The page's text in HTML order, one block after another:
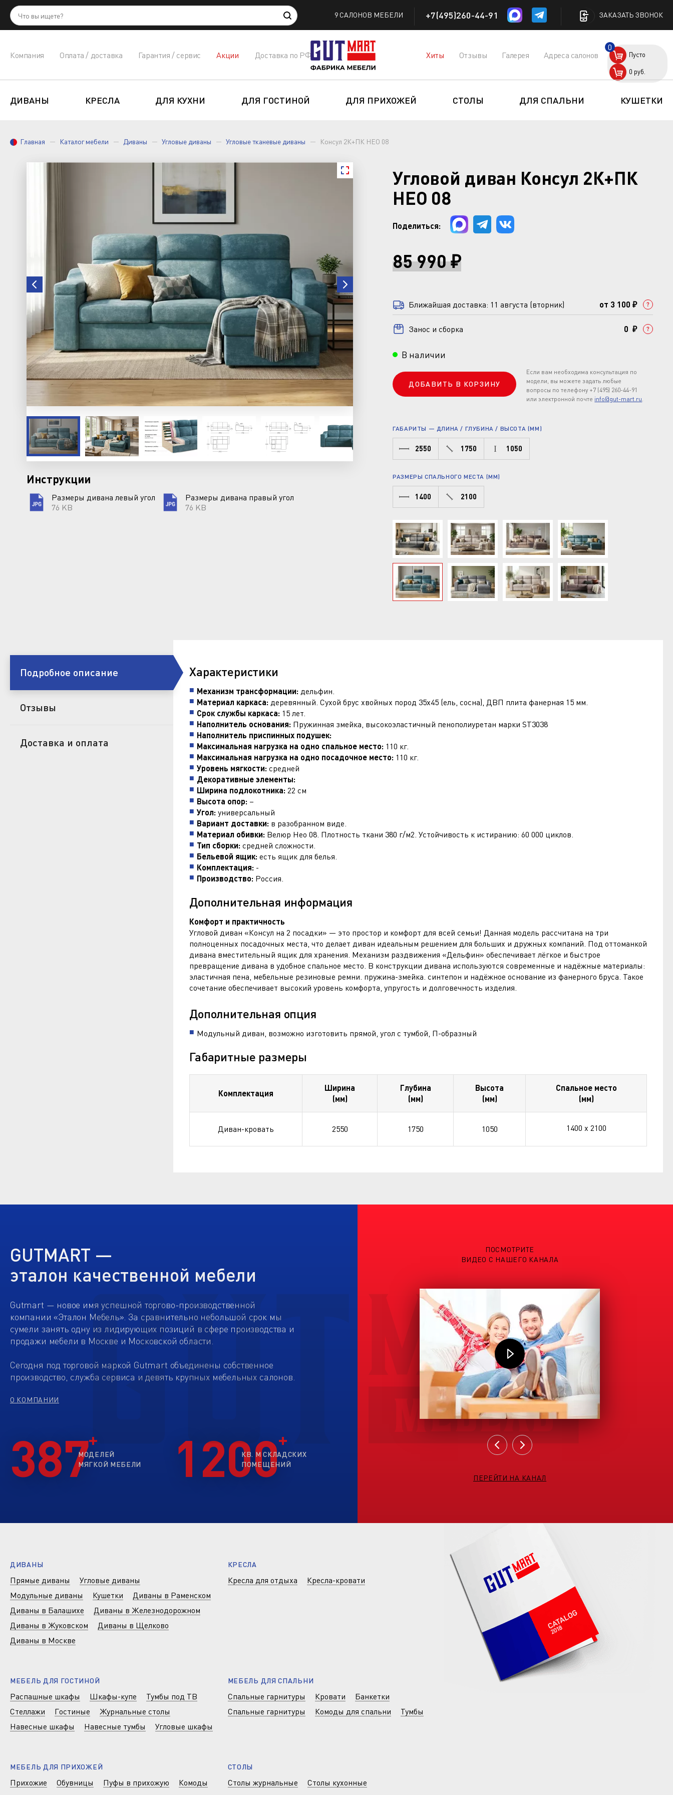
9 САЛОНОВ МЕБЕЛИ +7(495)260-44-91 ЗАКАЗАТЬ ЗВОНОК
Компания Оплата / доставка Гарантия / сервис Акции Доставка по РФ Хиты Отзывы Галерея Адреса салонов Пусто
0
0 руб.
ДИВАНЫ КРЕСЛА ДЛЯ КУХНИ ДЛЯ ГОСТИНОЙ ДЛЯ ПРИХОЖЕЙ СТОЛЫ ДЛЯ СПАЛЬНИ КУШЕТКИ
Главная Каталог мебели Диваны Угловые диваны Угловые тканевые диваны Консул 2К+ПК НЕО 08
Инструкции
Размеры дивана левый угол
76 KB
Размеры дивана правый угол
76 KB
Угловой диван Консул 2К+ПК
НЕО 08
Поделиться:
85 990 ₽
Ближайшая доставка: 11 августа (вторник) от 3 100 ₽
Занос и сборка 0 ₽
В наличии
ДОБАВИТЬ В КОРЗИНУ
Если вам необходима консультация по
модели, вы можете задать любые
вопросы по телефону +7 (495) 260-44-91
или электронной почте info@gut-mart.ru.
ГАБАРИТЫ — ДЛИНА / ГЛУБИНА / ВЫСОТА (ММ)
2550 1750 1050
РАЗМЕРЫ СПАЛЬНОГО МЕСТА (ММ)
1400 2100
Подробное описание
Отзывы
Доставка и оплата
Характеристики
Механизм трансформации: дельфин.
Материал каркаса: деревянный. Сухой брус хвойных пород 35х45 (ель, сосна), ДВП плита фанерная 15 мм.
Срок службы каркаса: 15 лет.
Наполнитель основания: Пружинная змейка, высокоэластичный пенополиуретан марки ST3038
Наполнитель приспинных подушек:
Максимальная нагрузка на одно спальное место: 110 кг.
Максимальная нагрузка на одно посадочное место: 110 кг.
Уровень мягкости: средней
Декоративные элементы:
Ширина подлокотника: 22 см
Высота опор: –
Угол: универсальный
Вариант доставки: в разобранном виде.
Материал обивки: Велюр Нео 08. Плотность ткани 380 г/м2. Устойчивость к истиранию: 60 000 циклов.
Тип сборки: средней сложности.
Бельевой ящик: есть ящик для белья.
Комплектация: -
Производство: Россия.
Дополнительная информация
Комфорт и практичность
Угловой диван «Консул на 2 посадки» — это простор и комфорт для всей семьи! Данная модель рассчитана на три
полноценных посадочных места, что делает диван идеальным решением для больших и дружных компаний. Под оттоманкой
дивана вместительный ящик для хранения. Механизм раздвижения «Дельфин» обеспечивает лёгкое и быстрое
превращение дивана в удобное спальное место. В конструкции дивана используются современные и надёжные материалы:
эластичная пена, мебельные резиновые ремни. пружина-змейка. синтепон и надёжное основание из фанерного бруса. Такое
сочетание обеспечивает высокий уровень комфорта, упругость и долговечность изделия.
Дополнительная опция
Модульный диван, возможно изготовить прямой, угол с тумбой, П-образный
Габаритные размеры
Комплектация
Ширина
(мм)
Глубина
(мм)
Высота
(мм)
Спальное место
(мм)
Диван-кровать 2550 1750 1050 1400 х 2100
GUTMART —
эталон качественной мебели
Gutmart — новое имя успешной торгово-производственной
компании «Эталон Мебель». За сравнительно небольшой срок мы
сумели занять одну из лидирующих позиций в сфере производства и
продажи мебели в Москве и Московской области.
Сегодня под торговой маркой Gutmart объединены собственное
производство, служба сервиса и девять крупных мебельных салонов.
О КОМПАНИИ
387МОДЕЛЕЙ
МЯГКОЙ МЕБЕЛИ
1200
КВ. М СКЛАДСКИХ
ПОМЕЩЕНИЙ
ПОСМОТРИТЕ
ВИДЕО С НАШЕГО КАНАЛА
ПЕРЕЙТИ НА КАНАЛ
ДИВАНЫ
Прямые диваны
Угловые диваны
Модульные диваны
Кушетки
Диваны в Раменском
Диваны в Балашихе
Диваны в Железнодорожном
Диваны в Жуковском
Диваны в Щелково
Диваны в Москве
КРЕСЛА
Кресла для отдыха Кресла-кровати
МЕБЕЛЬ ДЛЯ ГОСТИНОЙ
Распашные шкафы Шкафы-купе
Тумбы под ТВ
Стеллажи
Гостиные
Журнальные столы
Навесные шкафы
Навесные тумбы Угловые шкафы
МЕБЕЛЬ ДЛЯ СПАЛЬНИ
Спальные гарнитуры Кровати
Банкетки
Спальные гарнитуры
Комоды для спальни Тумбы
МЕБЕЛЬ ДЛЯ ПРИХОЖЕЙ
Прихожие Обувницы Пуфы в прихожую
Комоды
СТОЛЫ
Столы журнальные
Столы кухонные